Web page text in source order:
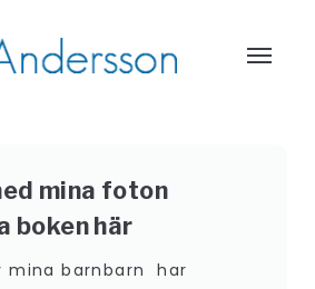
med mina foton
boken här
mina barnbarn har